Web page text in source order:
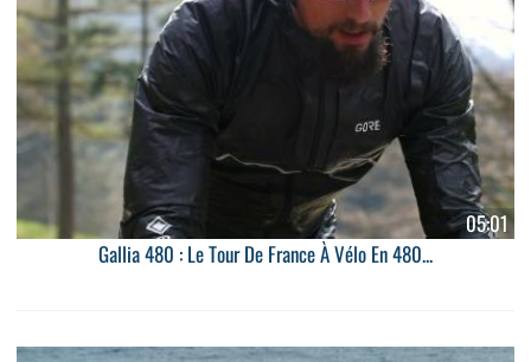
05:01
Gallia 480 : Le Tour De France À Vélo En 480...